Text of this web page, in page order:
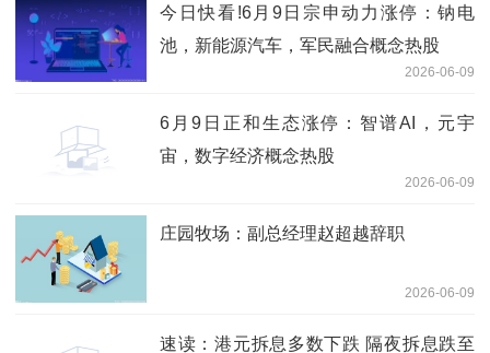
今日快看!6月9日宗申动力涨停：钠电
池，新能源汽车，军民融合概念热股
2026-06-09
6月9日正和生态涨停：智谱AI，元宇
宙，数字经济概念热股
2026-06-09
庄园牧场：副总经理赵超越辞职
2026-06-09
速读：港元拆息多数下跌 隔夜拆息跌至